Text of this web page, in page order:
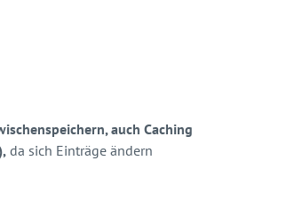
auch Caching
da sich Einträge ändern